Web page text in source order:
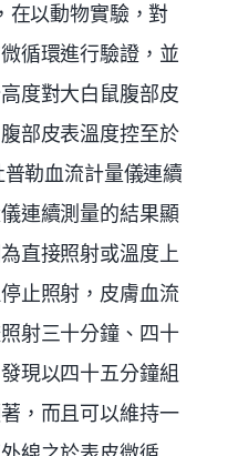
在以動物實驗，對
循環進行驗證，並
度對大白鼠腹部皮
部皮表溫度控至於
勒血流計量儀連續
連續測量的結果顯
直接照射或溫度上
止照射，皮膚血流
射三十分鐘、四十
現以四十五分鐘組
，而且可以維持一